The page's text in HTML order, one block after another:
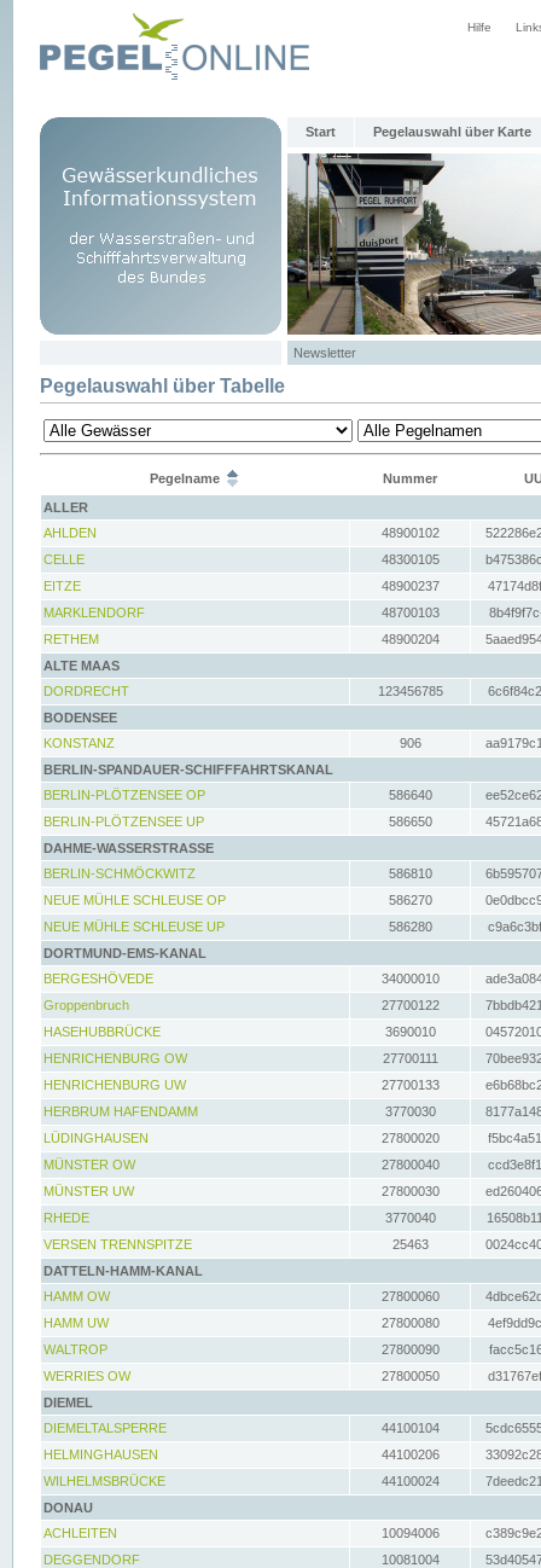
Hilfe
Start Pegelauswahl über Karte
Newsletter
Pegelauswahl über Tabelle
Pegelname Nummer
ALLER
AHLDEN
48900102
CELLE
48300105
EITZE
48900237
MARKLENDORF
48700103
RETHEM
48900204
ALTE MAAS
DORDRECHT
123456785
BODENSEE
KONSTANZ
906
BERLIN-SPANDAUER-SCHIFFFAHRTSKANAL
BERLIN-PLÖTZENSEE OP
586640
BERLIN-PLÖTZENSEE UP
586650
DAHME-WASSERSTRASSE
BERLIN-SCHMÖCKWITZ
586810
NEUE MÜHLE SCHLEUSE OP
586270
NEUE MÜHLE SCHLEUSE UP
586280
DORTMUND-EMS-KANAL
BERGESHÖVEDE
34000010
Groppenbruch
27700122
HASEHUBBRÜCKE
3690010
HENRICHENBURG OW
27700111
HENRICHENBURG UW
27700133
HERBRUM HAFENDAMM
3770030
LÜDINGHAUSEN
27800020
MÜNSTER OW
27800040
MÜNSTER UW
27800030
RHEDE
3770040
VERSEN TRENNSPITZE
25463
DATTELN-HAMM-KANAL
HAMM OW
27800060
HAMM UW
27800080
WALTROP
27800090
WERRIES OW
27800050
DIEMEL
DIEMELTALSPERRE
44100104
HELMINGHAUSEN
44100206
WILHELMSBRÜCKE
44100024
DONAU
ACHLEITEN
10094006
DEGGENDORF
10081004